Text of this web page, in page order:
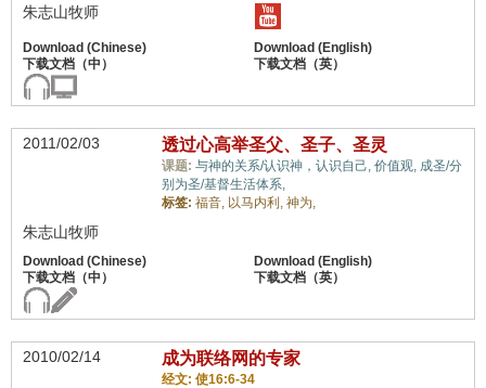
朱志山牧师
2011/02/03 透过心高举圣父、圣子、圣灵
课题: 与神的关系/认识神，认识自己, 价值观, 成圣/分
别为圣/基督生活体系,
标签: 福音, 以马内利, 神为,
朱志山牧师
2010/02/14 成为联络网的专家
经文: 使16:6-34